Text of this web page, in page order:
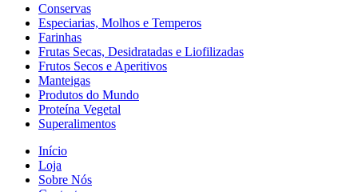
Conservas
Especiarias, Molhos e Temperos
Farinhas
Frutas Secas, Desidratadas e Liofilizadas
Frutos Secos e Aperitivos
Manteigas
Produtos do Mundo
Proteína Vegetal
Superalimentos
Início
Loja
Sobre Nós